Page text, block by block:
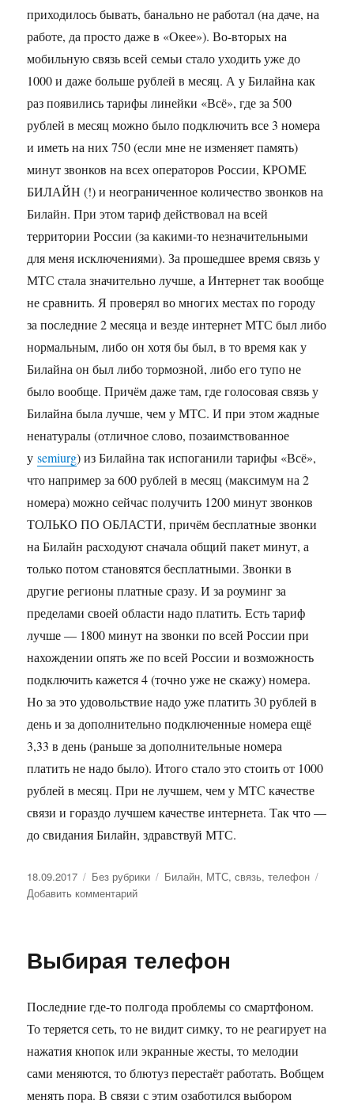
приходилось бывать, банально не работал (на даче, на
работе, да просто даже в «Окее»). Во-вторых на
мобильную связь всей семьи стало уходить уже до
1000 и даже больше рублей в месяц. А у Билайна как
раз появились тарифы линейки «Всё», где за 500
рублей в месяц можно было подключить все 3 номера
и иметь на них 750 (если мне не изменяет память)
минут звонков на всех операторов России, КРОМЕ
БИЛАЙН (!) и неограниченное количество звонков на
Билайн. При этом тариф действовал на всей
территории России (за какими-то незначительными
для меня исключениями). За прошедшее время связь у
МТС стала значительно лучше, а Интернет так вообще
не сравнить. Я проверял во многих местах по городу
за последние 2 месяца и везде интернет МТС был либо
нормальным, либо он хотя бы был, в то время как у
Билайна он был либо тормозной, либо его тупо не
было вообще. Причём даже там, где голосовая связь у
Билайна была лучше, чем у МТС. И при этом жадные
ненатуралы (отличное слово, позаимствованное
уsemiurg) из Билайна так испоганили тарифы «Всё»,
что например за 600 рублей в месяц (максимум на 2
номера) можно сейчас получить 1200 минут звонков
ТОЛЬКО ПО ОБЛАСТИ, причём бесплатные звонки
на Билайн расходуют сначала общий пакет минут, а
только потом становятся бесплатными. Звонки в
другие регионы платные сразу. И за роуминг за
пределами своей области надо платить. Есть тариф
лучше — 1800 минут на звонки по всей России при
нахождении опять же по всей России и возможность
подключить кажется 4 (точно уже не скажу) номера.
Но за это удовольствие надо уже платить 30 рублей в
день и за дополнительно подключенные номера ещё
3,33 в день (раньше за дополнительные номера
платить не надо было). Итого стало это стоить от 1000
рублей в месяц. При не лучшем, чем у МТС качестве
связи и гораздо лучшем качестве интернета. Так что —
до свидания Билайн, здравствуй МТС.
Опубликовано
18.09.2017 Рубрики
Без рубрики Метки
Билайн, МТС,связь,телефон
Добавить комментарий
МТС,
тебе
вернулся
Выбирая телефон
Последние где-то полгода проблемы со смартфоном.
То теряется сеть, то не видит симку, то не реагирует на
нажатия кнопок или экранные жесты, то мелодии
сами меняются, то блютуз перестаёт работать. Вобщем
менять пора. В связи с этим озаботился выбором